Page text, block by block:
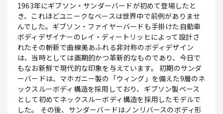
1963年にギブソン・サンダーバードが初めて登場したと
き、これほどユニークなベースは世界中で前例がありませ
んでした。ギブソン・ファイヤーバードも手掛けた自動車
ボディデザイナーのレイ・ディートリッヒによって設計さ
れたその斬新で曲線美あふれる非対称のボディデザイン
は、当時としては画期的かつ革新的なものであり、今日で
もなお新鮮で現代的な印象を与えています。 初期のサンダ
ーバードは、マホガニー製の「ウィング」を備えた9層のネ
ックスルーボディ構造を採用しており、ギブソン製ベース
として初めてネックスルーボディ構造を採用したモデルで
した。 その後、サンダーバードはノンリバースのボディ形